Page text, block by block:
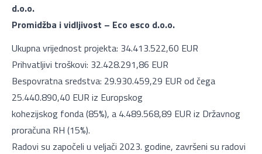
d.o.o.
Promidžba i vidljivost – Eco esco d.o.o.
Ukupna vrijednost projekta: 34.413.522,60 EUR
Prihvatljivi troškovi: 32.428.291,86 EUR
Bespovratna sredstva: 29.930.459,29 EUR od čega
25.440.890,40 EUR iz Europskog
kohezijskog fonda (85%), a 4.489.568,89 EUR iz Državnog
proračuna RH (15%).
Radovi su započeli u veljači 2023. godine, završeni su radovi